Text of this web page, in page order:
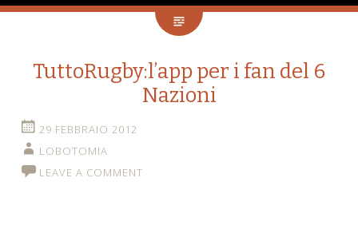
TuttoRugby:l’app per i fan del 6
Nazioni
29 FEBBRAIO 2012
LOBOTOMIA
LEAVE A COMMENT